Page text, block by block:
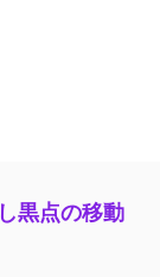
黒点の移動